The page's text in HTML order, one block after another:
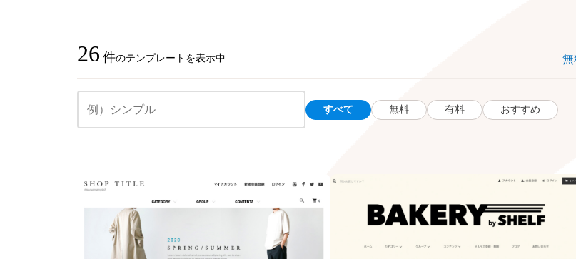
26 件のテンプレートを表示中 無
すべて 無料 有料 おすすめ